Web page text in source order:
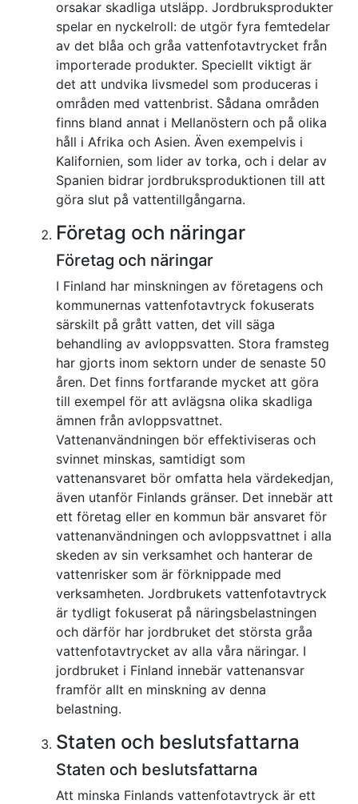
orsakar skadliga utsläpp. Jordbruksprodukter
spelar en nyckelroll: de utgör fyra femtedelar
av det blåa och gråa vattenfotavtrycket från
importerade produkter. Speciellt viktigt är
det att undvika livsmedel som produceras i
områden med vattenbrist. Sådana områden
finns bland annat i Mellanöstern och på olika
håll i Afrika och Asien. Även exempelvis i
Kalifornien, som lider av torka, och i delar av
Spanien bidrar jordbruksproduktionen till att
göra slut på vattentillgångarna.
Företag och näringar
Företag och näringar
I Finland har minskningen av företagens och
kommunernas vattenfotavtryck fokuserats
särskilt på grått vatten, det vill säga
behandling av avloppsvatten. Stora framsteg
har gjorts inom sektorn under de senaste 50
åren. Det finns fortfarande mycket att göra
till exempel för att avlägsna olika skadliga
ämnen från avloppsvattnet.
Vattenanvändningen bör effektiviseras och
svinnet minskas, samtidigt som
vattenansvaret bör omfatta hela värdekedjan,
även utanför Finlands gränser. Det innebär att
ett företag eller en kommun bär ansvaret för
vattenanvändningen och avloppsvattnet i alla
skeden av sin verksamhet och hanterar de
vattenrisker som är förknippade med
verksamheten. Jordbrukets vattenfotavtryck
är tydligt fokuserat på näringsbelastningen
och därför har jordbruket det största gråa
vattenfotavtrycket av alla våra näringar. I
jordbruket i Finland innebär vattenansvar
framför allt en minskning av denna
belastning.
Staten och beslutsfattarna
Staten och beslutsfattarna
Att minska Finlands vattenfotavtryck är ett